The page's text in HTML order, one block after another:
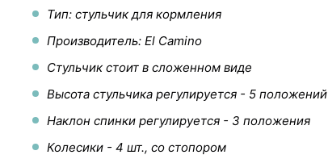
Тип: стульчик для кормления
Производитель: El Camino
Стульчик стоит в сложенном виде
Высота стульчика регулируется - 5 положений
Наклон спинки регулируется - 3 положения
Колесики - 4 шт., со стопором